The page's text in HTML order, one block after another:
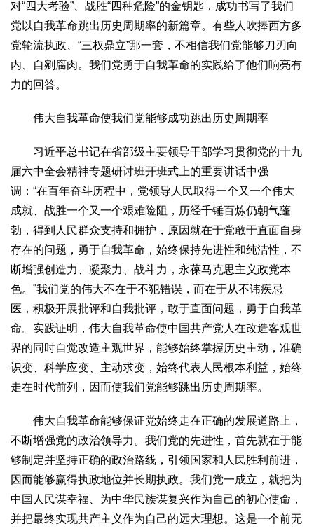
对“四大考验”、战胜“四种危险”的金钥匙，成功书写了我们
党以自我革命跳出历史周期率的新篇章。有些人吹捧西方多
党轮流执政、“三权鼎立”那一套，不相信我们党能够刀刃向
内、自剜腐肉。我们党勇于自我革命的实践给了他们响亮有
力的回答。
伟大自我革命使我们党能够成功跳出历史周期率
习近平总书记在省部级主要领导干部学习贯彻党的十九
届六中全会精神专题研讨班开班式上的重要讲话中强
调：“在百年奋斗历程中，党领导人民取得一个又一个伟大
成就、战胜一个又一个艰难险阻，历经千锤百炼仍朝气蓬
勃，得到人民群众支持和拥护，原因就在于党敢于直面自身
存在的问题，勇于自我革命，始终保持先进性和纯洁性，不
断增强创造力、凝聚力、战斗力，永葆马克思主义政党本
色。”我们党的伟大不在于不犯错误，而在于从不讳疾忌
医，积极开展批评和自我批评，敢于直面问题，勇于自我革
命。实践证明，伟大自我革命使中国共产党人在改造客观世
界的同时自觉改造主观世界，能够始终掌握历史主动，准确
识变、科学应变、主动求变，始终代表人民根本利益，始终
走在时代前列，因而使我们党能够跳出历史周期率。
伟大自我革命能够保证党始终走在正确的发展道路上，
不断增强党的政治领导力。我们党的先进性，首先就在于能
够制定并坚持正确的政治路线，引领国家和人民胜利前进，
因而能够赢得执政地位并长期执政。我们党一成立，就把为
中国人民谋幸福、为中华民族谋复兴作为自己的初心使命，
并把最终实现共产主义作为自己的远大理想。这是一个前无